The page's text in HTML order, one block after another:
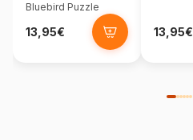
Bluebird Puzzle
13,95€ 13,95€